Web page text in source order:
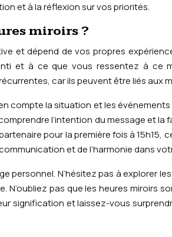
et à la réflexion sur vos priorités.
miroirs ?
et dépend de vos propres
et à ce que vous ressentez à ce
car ils peuvent être liés aux
compte la situation et les
l’intention du message et la
pour la première fois à 15h15,
et de l’harmonie dans
personnel. N’hésitez pas à explorer
pas que les heures miroirs
signification et laissez-vous